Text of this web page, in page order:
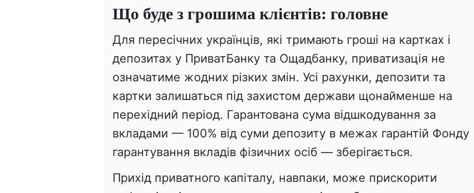
Що буде з грошима клієнтів: головне
Для пересічних українців, які тримають гроші на картках і
депозитах у ПриватБанку та Ощадбанку, приватизація не
означатиме жодних різких змін. Усі рахунки, депозити та
картки залишаться під захистом держави щонайменше на
перехідний період. Гарантована сума відшкодування за
вкладами — 100% від суми депозиту в межах гарантій Фонду
гарантування вкладів фізичних осіб — зберігається.
Прихід приватного капіталу, навпаки, може прискорити